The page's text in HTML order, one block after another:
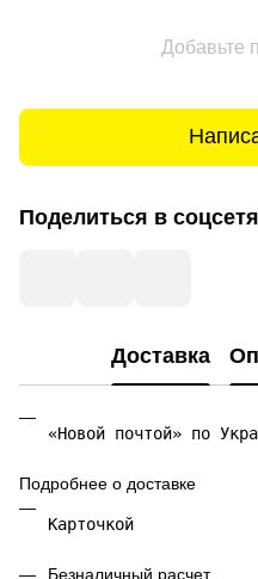
Добавьте
Поделиться в
Доставка
«Новой почтой» по
Подробнее о доставке
Карточкой
Безналичный расчет